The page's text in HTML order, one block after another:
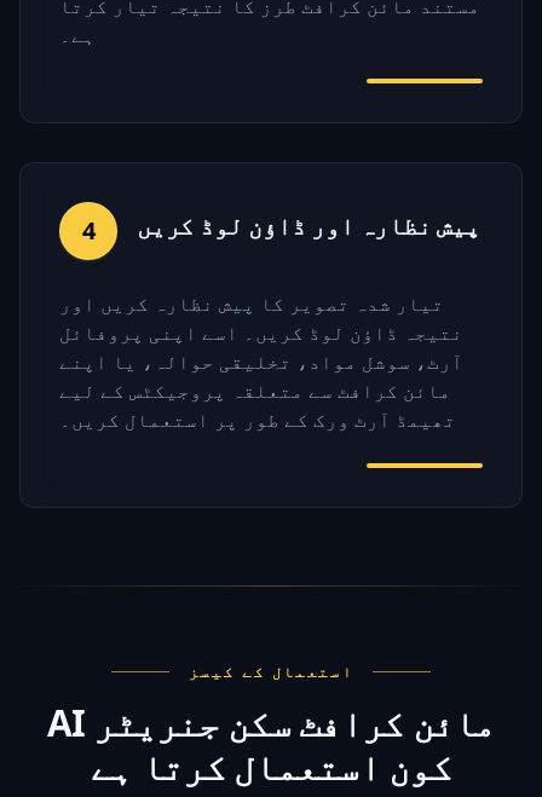
مستند مائن کرافٹ طرز کا نتیجہ تیار کرتا
ہے۔
4 پیش نظارہ اور ڈاؤن لوڈ کریں
تیار شدہ تصویر کا پیش نظارہ کریں اور
نتیجہ ڈاؤن لوڈ کریں۔ اسے اپنی پروفائل
آرٹ، سوشل مواد، تخلیقی حوالہ، یا اپنے
مائن کرافٹ سے متعلقہ پروجیکٹس کے لیے
تھیمڈ آرٹ ورک کے طور پر استعمال کریں۔
استعمال کے کیسز
AI مائن کرافٹ سکن جنریٹر
کون استعمال کرتا ہے